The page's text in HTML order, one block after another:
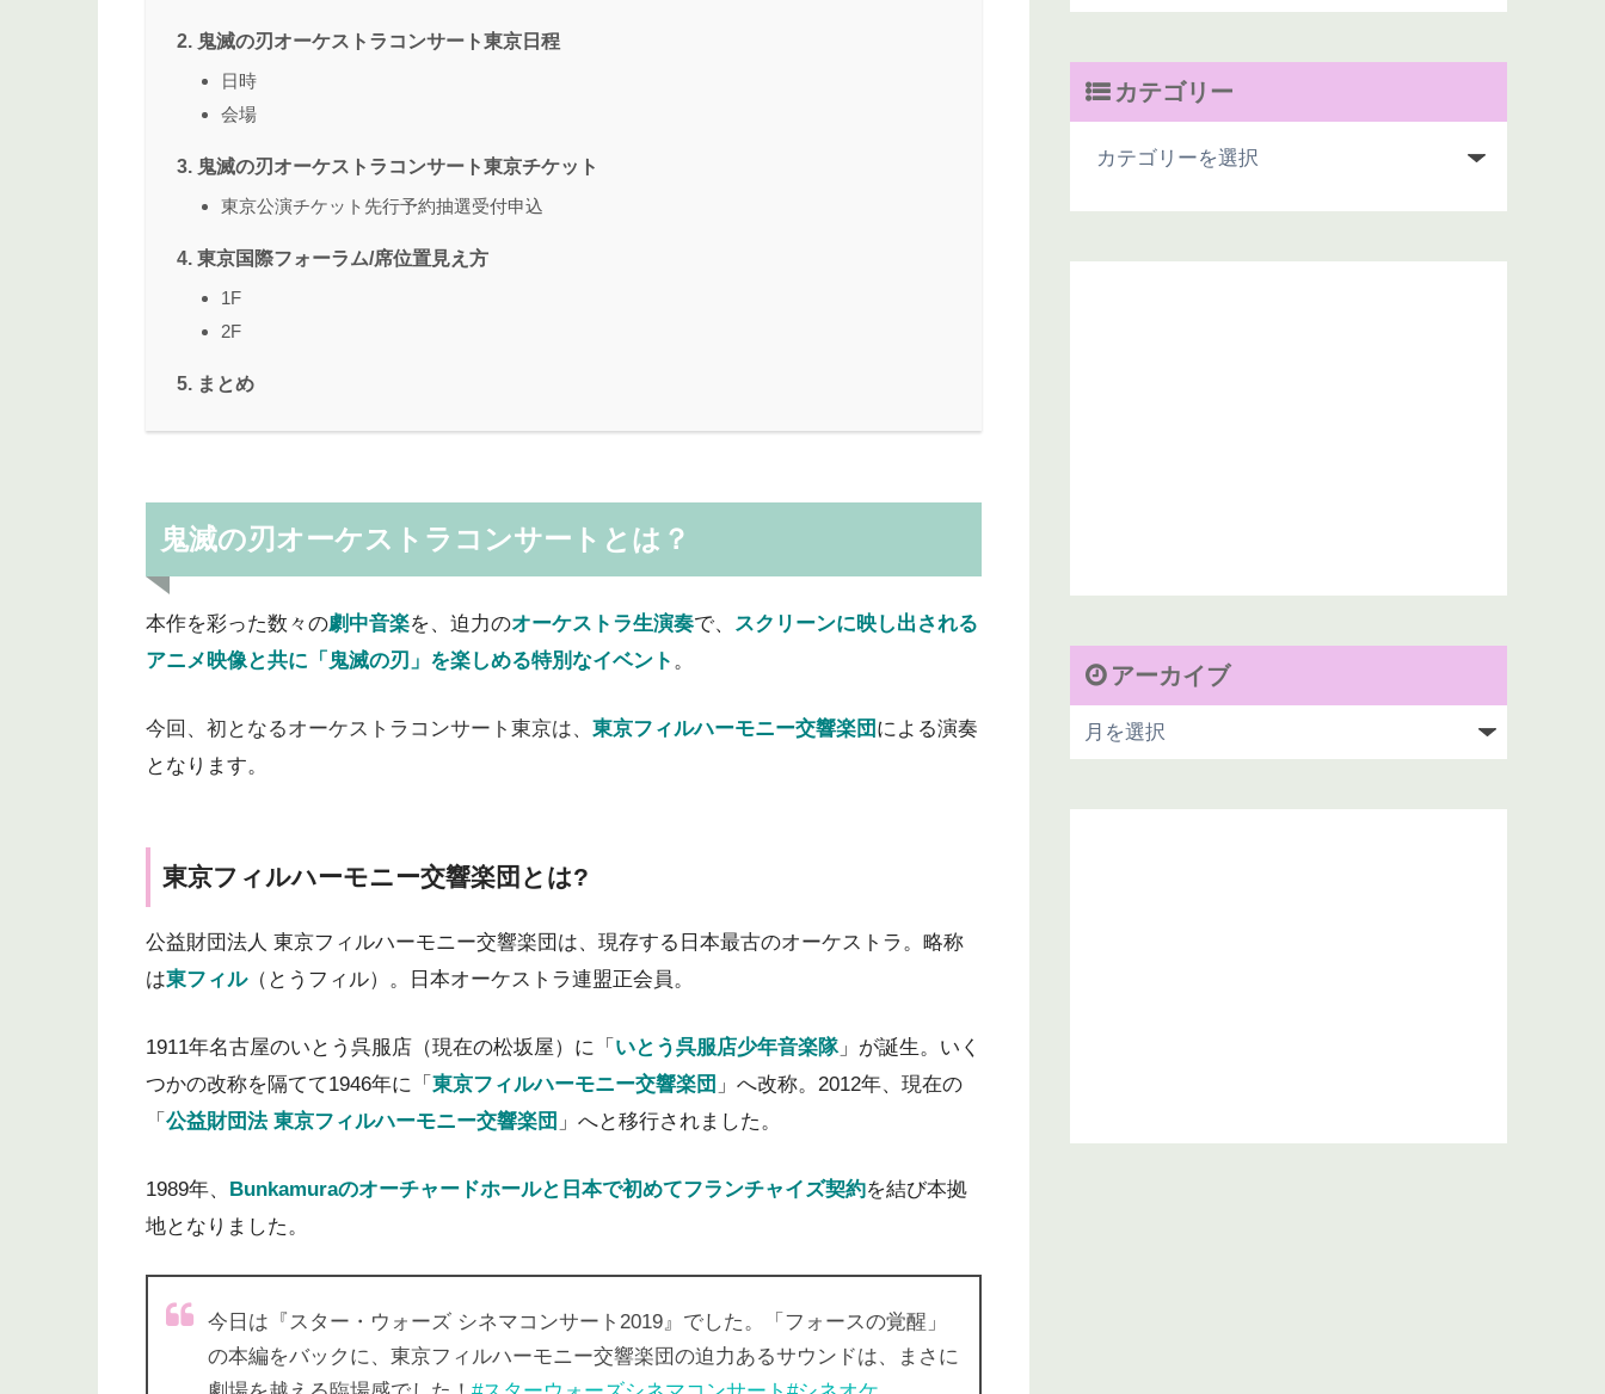
鬼滅の刃オーケストラコンサート東京日程
日時
会場
鬼滅の刃オーケストラコンサート東京チケット
東京公演チケット先行予約抽選受付申込
東京国際フォーラム/席位置見え方
1F
2F
まとめ
鬼滅の刃オーケストラコンサートとは？
本作を彩った数々の劇中音楽を、迫力のオーケストラ生演奏で、 スクリーンに映し出される
アニメ映像と共に「鬼滅の刃」を楽しめる特別なイベント 。
今回、初となるオーケストラコンサート東京は、 東京フィルハーモニー交響楽団 による演奏
となります。
東京フィルハーモニー交響楽団とは?
公益財団法人 東京フィルハーモニー交響楽団は、現存する日本最古のオーケストラ。略称
は東フィル（とうフィル）。日本オーケストラ連盟正会員。
1911年名古屋のいとう呉服店（現在の松坂屋）に「 いとう呉服店少年音楽隊」が誕生。いく
つかの改称を隔てて1946年に「 東京フィルハーモニー交響楽団 」へ改称。2012年、現在の
「 公益財団法 東京フィルハーモニー交響楽団 」へと移行されました。
1989年、 Bunkamuraのオーチャードホールと日本で初めてフランチャイズ契約を結び本拠
地となりました。
今日は『スター・ウォーズ シネマコンサート2019』でした。「フォースの覚醒」
の本編をバックに、東京フィルハーモニー交響楽団の迫力あるサウンドは、まさに
カテゴリー
アーカイブ